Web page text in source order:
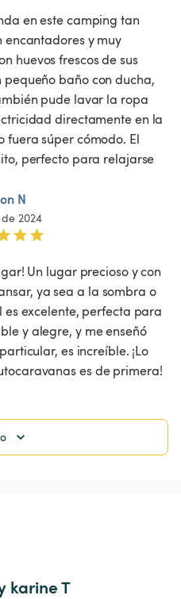
en este camping tan
encantadores y muy
huevos frescos de sus
baño con ducha,
pude lavar la ropa
directamente en la
fuera súper cómodo. El
perfecto para relajarse
N
2024
Un lugar precioso y con
ya sea a la sombra o
excelente, perfecta para
y alegre, y me enseñó
es increíble. ¡Lo
es de primera!
karine T